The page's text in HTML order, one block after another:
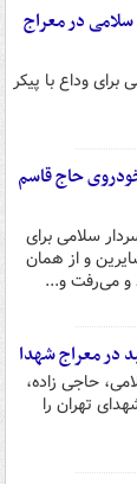
در معراج
وداع با پیکر
حاج قاسم
سلامی برای
و از همان
و می‌رفت و...
حاجی زاده،
تهران را